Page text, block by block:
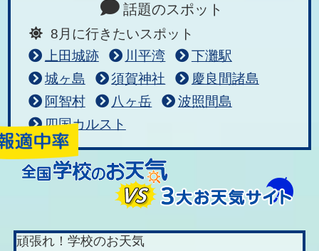
話題のスポット
8月に行きたいスポット
上田城跡
川平湾
下灘駅
城ヶ島
須賀神社
慶良間諸島
阿智村
八ヶ岳
波照間島
四国カルスト
頑張れ！学校のお天気